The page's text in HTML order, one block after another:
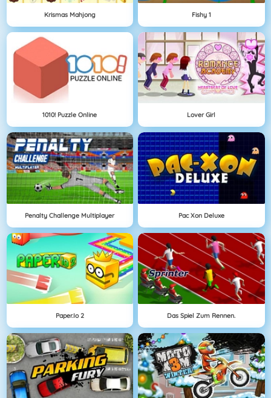
Krismas Mahjong Fishy 1
1010! Puzzle Online Lover Girl
Penalty Challenge Multiplayer Pac Xon Deluxe
Paper.io 2 Das Spiel Zum Rennen.